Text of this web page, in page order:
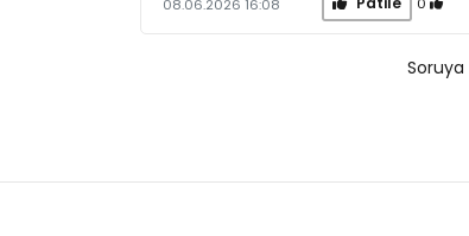
08.06.2026 16:08
Soruya